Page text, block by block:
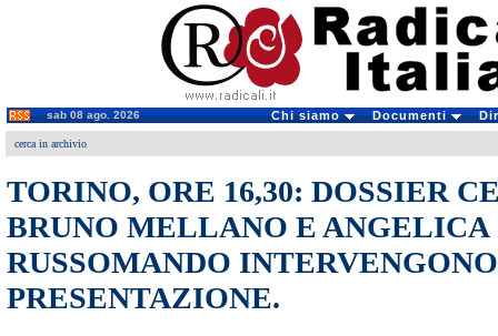
sab 08 ago. 2026 Chi siamo Documenti
cerca in archivio
TORINO, ORE 16,30: DOSSIER
BRUNO MELLANO E ANGELICA
RUSSOMANDO
PRESENTAZIONE.